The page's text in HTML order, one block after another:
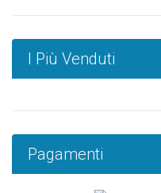
I Più Venduti
Pagamenti